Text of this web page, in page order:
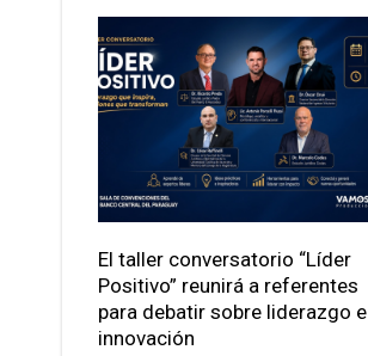
El taller conversatorio “Líder
Positivo” reunirá a referentes
para debatir sobre liderazgo e
innovación